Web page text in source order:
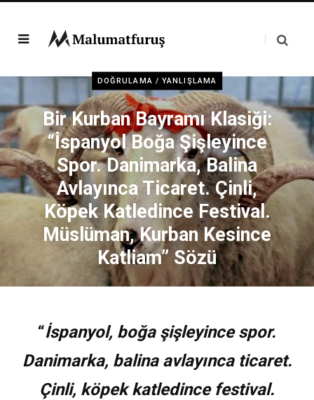
DOĞRULAMA / YANLIŞLAMA
Bir Kurban Bayramı Klasiği:
“İspanyol Boğa Şişleyince
Spor. Danimarka, Balina
Avlayınca Ticaret. Çinli,
Köpek Katledince Festival.
Müslüman, Kurban Kesince
Katliam” Sözü
“İspanyol, boğa şişleyince spor.
Danimarka, balina avlayınca ticaret.
Çinli, köpek katledince festival.